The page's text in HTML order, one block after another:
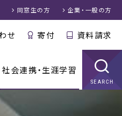
社会連携・生涯学習
SEARCH
同窓生の方 企業・一般の方
せ 寄付 資料請求